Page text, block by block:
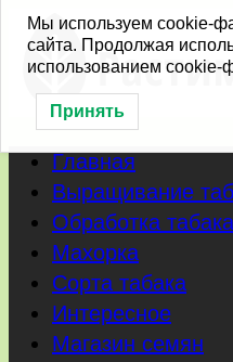
Перейти
Главная
Выращивание
Обработка табака
Махорка
Сорта табака
Интересное
Магазин семян
Мы используем cookie-
сайта. Продолжая
использованием cookie-
Принять